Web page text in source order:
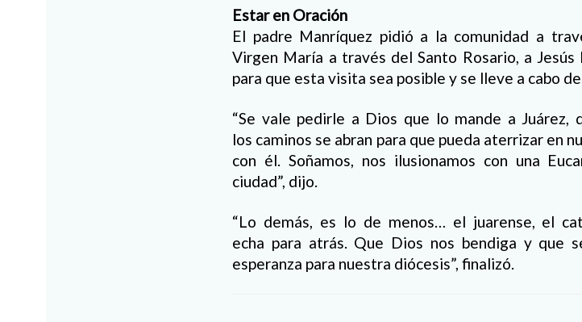
Estar en Oración
El padre Manríquez pidió a la comunidad a
Virgen María a través del Santo Rosario, a
para que esta visita sea posible y se lleve a cabo
“Se vale pedirle a Dios que lo mande a
los caminos se abran para que pueda aterrizar en
con él. Soñamos, nos ilusionamos con una
ciudad”, dijo.
“Lo demás, es lo de menos… el juarense, el
echa para atrás. Que Dios nos bendiga y que
esperanza para nuestra diócesis”, finalizó.